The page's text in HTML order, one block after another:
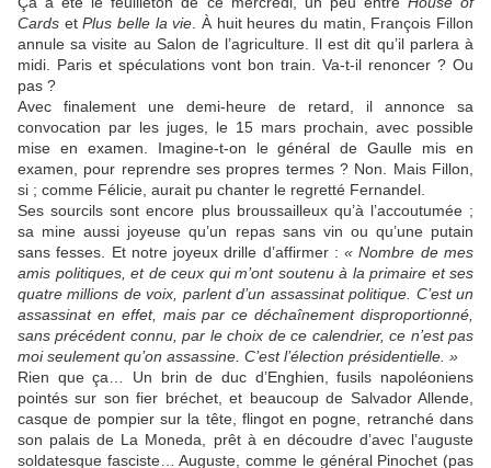
Cards etPlus belle la vie . À huit heures du matin, François Fillon
annule sa visite au Salon de l’agriculture. Il est dit qu’il parlera à
midi. Paris et spéculations vont bon train. Va-t-il renoncer ? Ou
pas ?
Avec finalement une demi-heure de retard, il annonce sa
convocation par les juges, le 15 mars prochain, avec possible
mise en examen. Imagine-t-on le général de Gaulle mis en
examen, pour reprendre ses propres termes ? Non. Mais Fillon,
si ; comme Félicie, aurait pu chanter le regretté Fernandel.
Ses sourcils sont encore plus broussailleux qu’à l’accoutumée ;
sa mine aussi joyeuse qu’un repas sans vin ou qu’une putain
sans fesses. Et notre joyeux drille d’affirmer :« Nombre de mes
amis politiques, et de ceux qui m’ont soutenu à la primaire et ses
quatre millions de voix, parlent d’un assassinat politique. C’est un
assassinat en effet, mais par ce déchaînement disproportionné,
sans précédent connu, par le choix de ce calendrier, ce n’est pas
moi seulement qu’on assassine. C’est l’élection présidentielle. »
Rien que ça… Un brin de duc d’Enghien, fusils napoléoniens
pointés sur son fier bréchet, et beaucoup de Salvador Allende,
casque de pompier sur la tête, flingot en pogne, retranché dans
son palais de La Moneda, prêt à en découdre d’avec l’auguste
soldatesque fasciste… Auguste, comme le général Pinochet (pas